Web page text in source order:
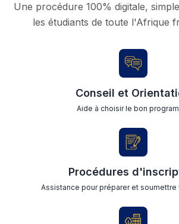
Une procédure 100% digitale,
les étudiants de toute l'Afrique
Conseil et
Aide à choisir le bon
Procédures
Assistance pour préparer et